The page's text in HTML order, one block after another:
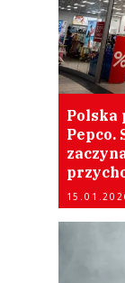
Polska
Pepco.